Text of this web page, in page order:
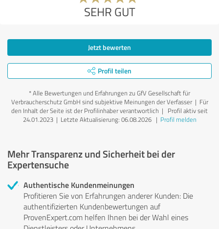
SEHR GUT
Jetzt bewerten
Profil teilen
*Alle Bewertungen und Erfahrungen zu GfV Gesellschaft für
Verbraucherschutz GmbH sind subjektive Meinungen der Verfasser | Für
den Inhalt der Seite ist der Profilinhaber verantwortlich | Profil aktiv seit
24.01.2023 | Letzte Aktualisierung: 06.08.2026| Profil melden
Mehr Transparenz und Sicherheit bei der
Expertensuche
Authentische Kundenmeinungen
Profitieren Sie von Erfahrungen anderer Kunden: Die
authentifizierten Kundenbewertungen auf
ProvenExpert.com helfen Ihnen bei der Wahl eines